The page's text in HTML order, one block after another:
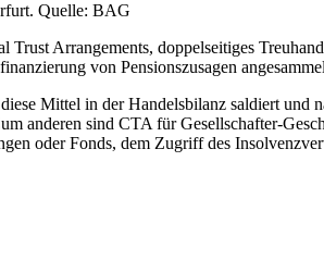
Quelle: BAG
Trust Arrangements, doppelseitiges
von Pensionszusagen
Mittel in der Handelsbilanz saldiert und
anderen sind CTA für Gesellschafter-
oder Fonds, dem Zugriff des